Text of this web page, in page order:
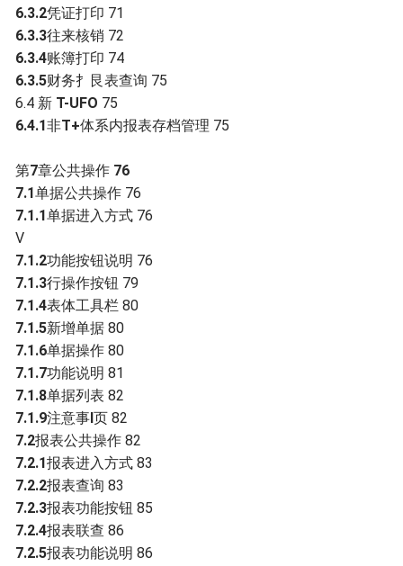
6.3.2凭证打印 71
6.3.3往来核销 72
6.3.4账簿打印 74
6.3.5财务扌艮表查询 75
6.4 新 T-UFO 75
6.4.1非T+体系内报表存档管理 75
第7章公共操作 76
7.1单据公共操作 76
7.1.1单据进入方式 76
V
7.1.2功能按钮说明 76
7.1.3行操作按钮 79
7.1.4表体工具栏 80
7.1.5新增单据 80
7.1.6单据操作 80
7.1.7功能说明 81
7.1.8单据列表 82
7.1.9注意事I页 82
7.2报表公共操作 82
7.2.1报表进入方式 83
7.2.2报表查询 83
7.2.3报表功能按钮 85
7.2.4报表联查 86
7.2.5报表功能说明 86